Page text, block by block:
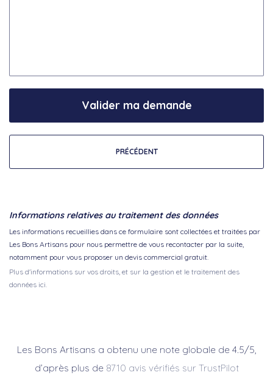
PRÉCÉDENT
Valider ma demande
Informations relatives au traitement des données
Les informations recueillies dans ce formulaire sont collectées et traitées par
Les Bons Artisans pour nous permettre de vous recontacter par la suite,
notamment pour vous proposer un devis commercial gratuit.
Plus d'informations sur vos droits, et sur la gestion et le traitement des
données ici.
Les Bons Artisans a obtenu une note globale de 4.5/5,
d’après plus de 8710 avis vérifiés sur TrustPilot